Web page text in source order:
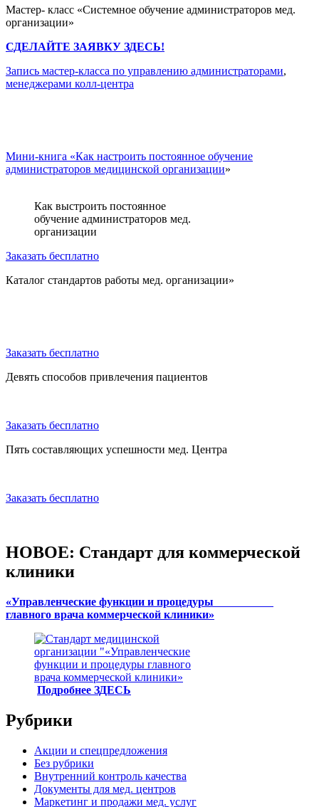
Мастер- класс «Системное обучение администраторов мед.
организации»
СДЕЛАЙТЕ ЗАЯВКУ ЗДЕСЬ!
Запись мастер-класса по управлению администраторами,
менеджерами колл-центра
Мини-книга «Как настроить постоянное обучение
администраторов медицинской организации»
Как выстроить постоянное
обучение администраторов мед.
организации
Заказать бесплатно
Каталог стандартов работы мед. организации»
Заказать бесплатно
Девять способов привлечения пациентов
Заказать бесплатно
Пять составляющих успешности мед. Центра
Заказать бесплатно
НОВОЕ: Стандарт для коммерческой
клиники
«Управленческие функции и процедуры
главного врача коммерческой клиники»
Подробнее ЗДЕСЬ
Рубрики
Акции и спецпредложения
Без рубрики
Внутренний контроль качества
Документы для мед. центров
Маркетинг и продажи мед. услуг